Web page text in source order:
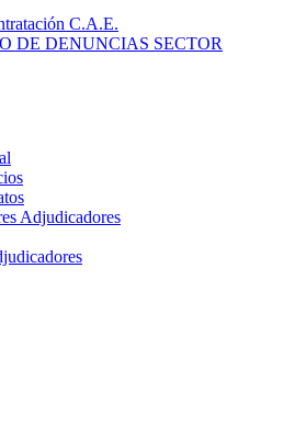
C.A.E.
DE DENUNCIAS SECTOR
Adjudicadores